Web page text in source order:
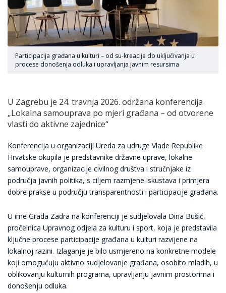
Participacija građana u kulturi – od su-kreacije do uključivanja u
procese donošenja odluka i upravljanja javnim resursima
U Zagrebu je 24. travnja 2026. održana konferencija
„Lokalna samouprava po mjeri građana – od otvorene
vlasti do aktivne zajednice“
Konferencija u organizaciji Ureda za udruge Vlade Republike
Hrvatske okupila je predstavnike državne uprave, lokalne
samouprave, organizacije civilnog društva i stručnjake iz
područja javnih politika, s ciljem razmjene iskustava i primjera
dobre prakse u području transparentnosti i participacije građana.
U ime Grada Zadra na konferenciji je sudjelovala Dina Bušić,
pročelnica Upravnog odjela za kulturu i sport, koja je predstavila
ključne procese participacije građana u kulturi razvijene na
lokalnoj razini. Izlaganje je bilo usmjereno na konkretne modele
koji omogućuju aktivno sudjelovanje građana, osobito mladih, u
oblikovanju kulturnih programa, upravljanju javnim prostorima i
donošenju odluka.